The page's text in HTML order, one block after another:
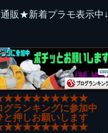
通販★新着プラモ表示中↓
グランキングに参加中
と押しお願いします